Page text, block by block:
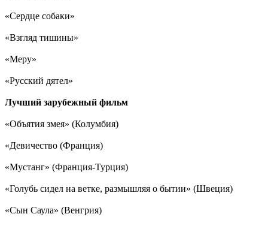
«Сердце собаки»
«Взгляд тишины»
«Меру»
«Русский дятел»
Лучший зарубежный фильм
«Объятия змея» (Колумбия)
«Девичество (Франция)
«Мустанг» (Франция-Турция)
«Голубь сидел на ветке, размышляя о бытии» (Швеция)
«Сын Саула» (Венгрия)